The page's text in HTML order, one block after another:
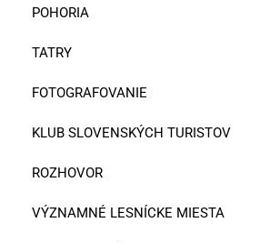
POHORIA
TATRY
FOTOGRAFOVANIE
KLUB SLOVENSKÝCH TURISTOV
ROZHOVOR
VÝZNAMNÉ LESNÍCKE MIESTA